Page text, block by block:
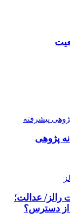
پژوهی
عدالت؛
از دسترس؟